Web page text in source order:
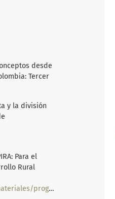
desde
Tercer
y la división
Para el
Rural
programa-